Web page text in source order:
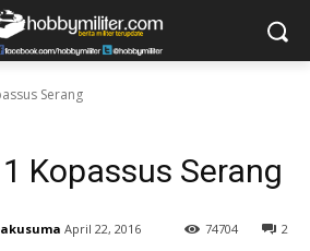
Serang
Kopassus Serang
April 22, 2016 2
74704